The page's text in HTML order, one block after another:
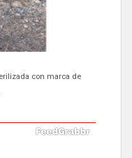
CANARIA
callejeros de la zona los